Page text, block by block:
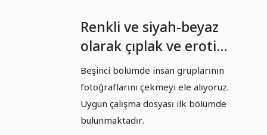
Renkli ve siyah-beyaz
olarak çıplak ve erotik
fotoğrafçılık - 05 - Kişi
gruplarının
fotoğraflanması.
Beşinci bölümde insan gruplarının
fotoğraflarını çekmeyi ele alıyoruz.
Uygun çalışma dosyası ilk bölümde
bulunmaktadır.